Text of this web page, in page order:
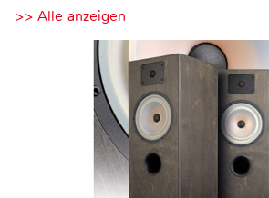
>> Alle anzeigen